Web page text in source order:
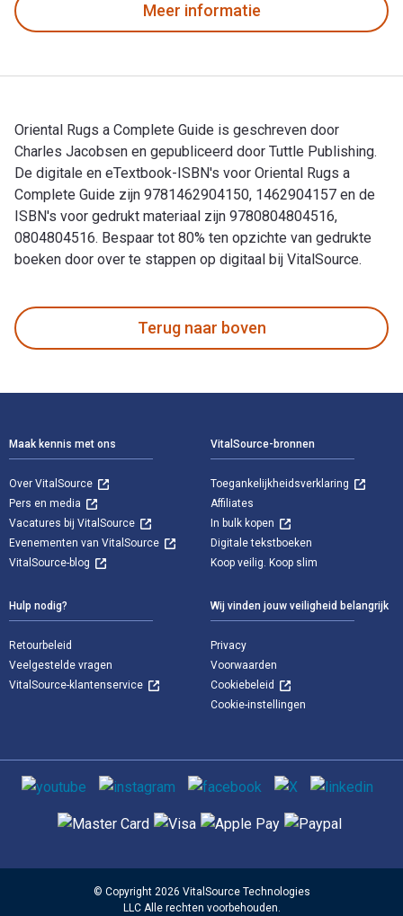
Meer informatie
Oriental Rugs a Complete Guide is geschreven door
Charles Jacobsen en gepubliceerd door Tuttle Publishing.
De digitale en eTextbook-ISBN's voor Oriental Rugs a
Complete Guide zijn 9781462904150, 1462904157 en de
ISBN's voor gedrukt materiaal zijn 9780804804516,
0804804516. Bespaar tot 80% ten opzichte van gedrukte
boeken door over te stappen op digitaal bij VitalSource.
Terug naar boven
Maak kennis met ons
Over VitalSource
Pers en media
Vacatures bij VitalSource
Evenementen van VitalSource
VitalSource-blog
VitalSource-bronnen
Toegankelijkheidsverklaring
Affiliates
In bulk kopen
Digitale tekstboeken
Koop veilig. Koop slim
Hulp nodig?
Retourbeleid
Veelgestelde vragen
VitalSource-klantenservice
Wij vinden jouw veiligheid belangrijk
Privacy
Voorwaarden
Cookiebeleid
Cookie-instellingen
Sociale media
Ondersteunde betaalmethoden
© Copyright 2026 VitalSource Technologies
LLC Alle rechten voorbehouden.